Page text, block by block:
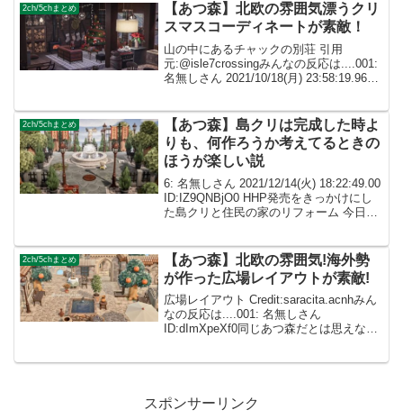
2ch/5chまとめ
【あつ森】北欧の雰囲気漂うクリ
スマスコーディネートが素敵！
山の中にあるチャックの別荘 引用
元:@isle7crossingみんなの反応は....001:
名無しさん 2021/10/18(月) 23:58:19.96
2ch/5chまとめ
【あつ森】島クリは完成した時よ
りも、何作ろうか考えてるときの
ほうが楽しい説
6: 名無しさん 2021/12/14(火) 18:22:49.00
ID:IZ9QNBjO0 HHP発売をきっかけにし
た島クリと住民の家のリフォーム 今日や
2ch/5chまとめ
【あつ森】北欧の雰囲気!海外勢
が作った広場レイアウトが素敵!
広場レイアウト Credit:saracita.acnhみん
なの反応は....001: 名無しさん
ID:dImXpeXf0同じあつ森だとは思えな
スポンサーリンク